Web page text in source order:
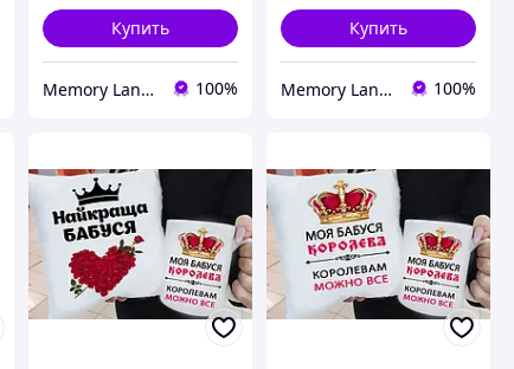
Купить
Memory Lane Book 100%
Купить
Memory Lane Book 100%